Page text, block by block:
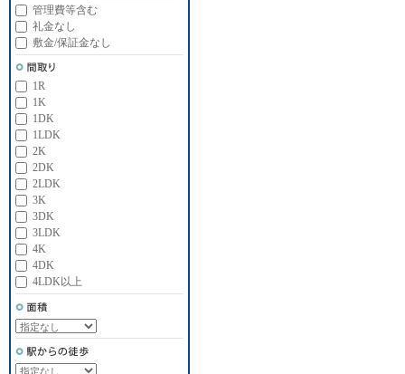
管理費等含む
礼金なし
敷金/保証金なし
1R
1K
1DK
1LDK
2K
2DK
2LDK
3K
3DK
3LDK
4K
4DK
4LDK以上